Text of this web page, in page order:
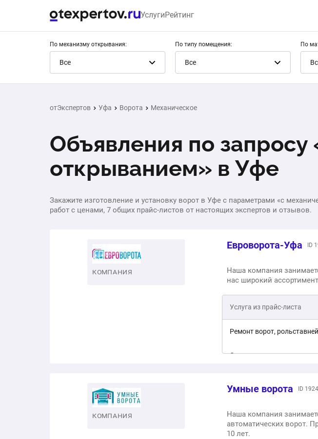
УслугиРейтинг
По механизму открывания:
Все
По типу помещения:
Все
По
отЭкспертов Уфа Ворота Механическое
Объявления по
открыванием» в Уфе
Закажите изготовление и установку ворот в Уфе с параметрами «с
работ с ценами, 7 общих прайс-листов от настоящих экспертов и отзывов.
КОМПАНИЯ
Евроворота-Уфа ID
Наша компания
нас широкий
Услуга из прайс-листа
Ремонт ворот,
Сварные откатные
КОМПАНИЯ
Умные ворота ID
Наша компания
автоматических ворот.
10 лет.